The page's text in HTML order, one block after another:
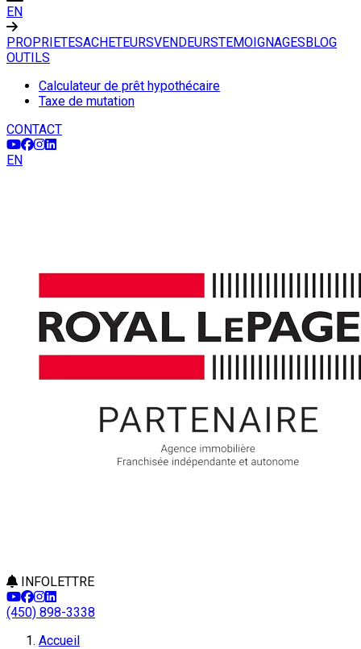
EN
PROPRIETESACHETEURSVENDEURSTEMOIGNAGESBLOG
OUTILS
Calculateur de prêt hypothécaire
Taxe de mutation
CONTACT
EN
INFOLETTRE
(450) 898-3338
Accueil